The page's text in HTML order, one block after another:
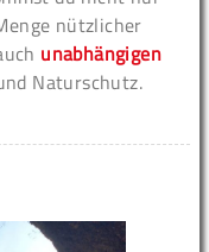
nützlicher
unabhängigen
Naturschutz.